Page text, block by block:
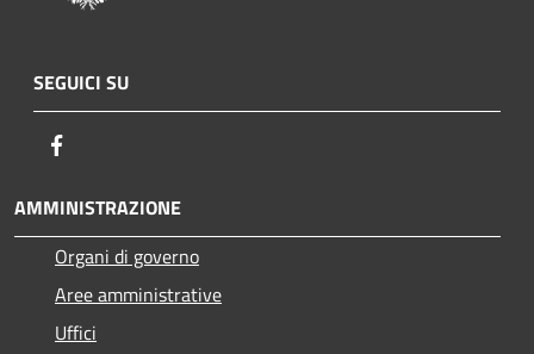
SEGUICI SU
AMMINISTRAZIONE
Organi di governo
Aree amministrative
Uffici